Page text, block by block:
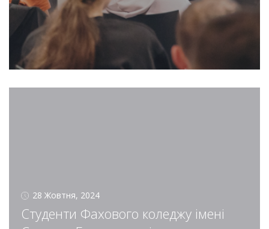
28 Жовтня, 2024
Студенти Фахового коледжу імені